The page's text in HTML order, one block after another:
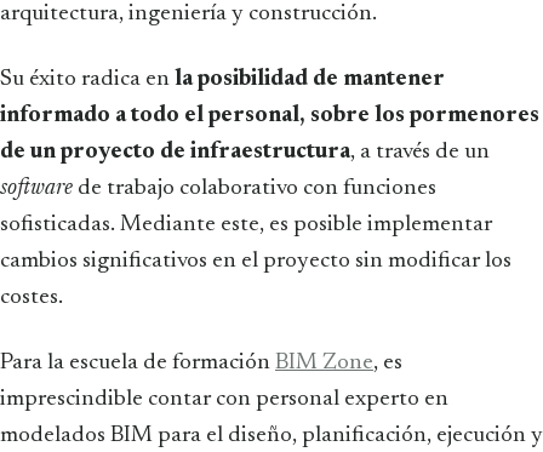
arquitectura, ingeniería y construcción.
Su éxito radica en la posibilidad de mantener
informado a todo el personal, sobre los pormenores
de un proyecto de infraestructura, a través de un
software de trabajo colaborativo con funciones
sofisticadas. Mediante este, es posible implementar
cambios significativos en el proyecto sin modificar los
costes.
Para la escuela de formación BIM Zone, es
imprescindible contar con personal experto en
modelados BIM para el diseño, planificación, ejecución y